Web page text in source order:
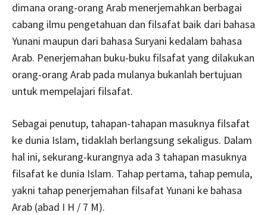
dimana orang-orang Arab menerjemahkan berbagai
cabang ilmu pengetahuan dan filsafat baik dari bahasa
Yunani maupun dari bahasa Suryani kedalam bahasa
Arab. Penerjemahan buku-buku filsafat yang dilakukan
orang-orang Arab pada mulanya bukanlah bertujuan
untuk mempelajari filsafat.
Sebagai penutup, tahapan-tahapan masuknya filsafat
ke dunia Islam, tidaklah berlangsung sekaligus. Dalam
hal ini, sekurang-kurangnya ada 3 tahapan masuknya
filsafat ke dunia Islam. Tahap pertama, tahap pemula,
yakni tahap penerjemahan filsafat Yunani ke bahasa
Arab (abad I H / 7 M).